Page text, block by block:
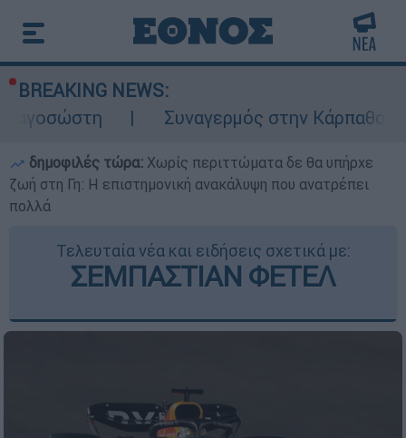
BREAKING NEWS:
Συναγερμός στην Κάρπαθο: Βρέθηκαν
δημοφιλές τώρα: Χωρίς περιττώματα δε θα υπήρχε
ζωή στη Γη: Η επιστημονική ανακάλυψη που ανατρέπει
πολλά
Τελευταία νέα και ειδήσεις σχετικά με:
ΣΕΜΠΑΣΤΙΑΝ ΦΕΤΕΛ